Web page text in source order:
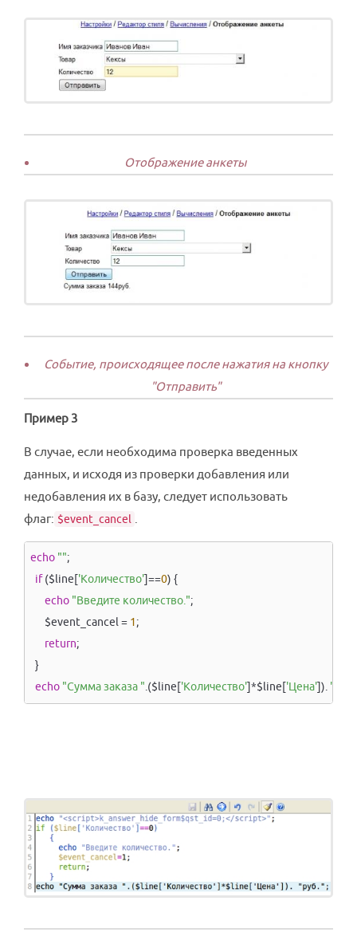
Отображение анкеты
Событие, происходящее после нажатия на кнопку
"Отправить"
Пример 3
В случае, если необходима проверка введенных
данных, и исходя из проверки добавления или
недобавления их в базу, следует использовать
флаг: $event_cancel
echo "";
if ($line['Количество']==0) {
echo "Введите количество.";
      $event_cancel =
1;
return;
  }
echo "Сумма заказа ".($line['Количество']*$line['Цена']).